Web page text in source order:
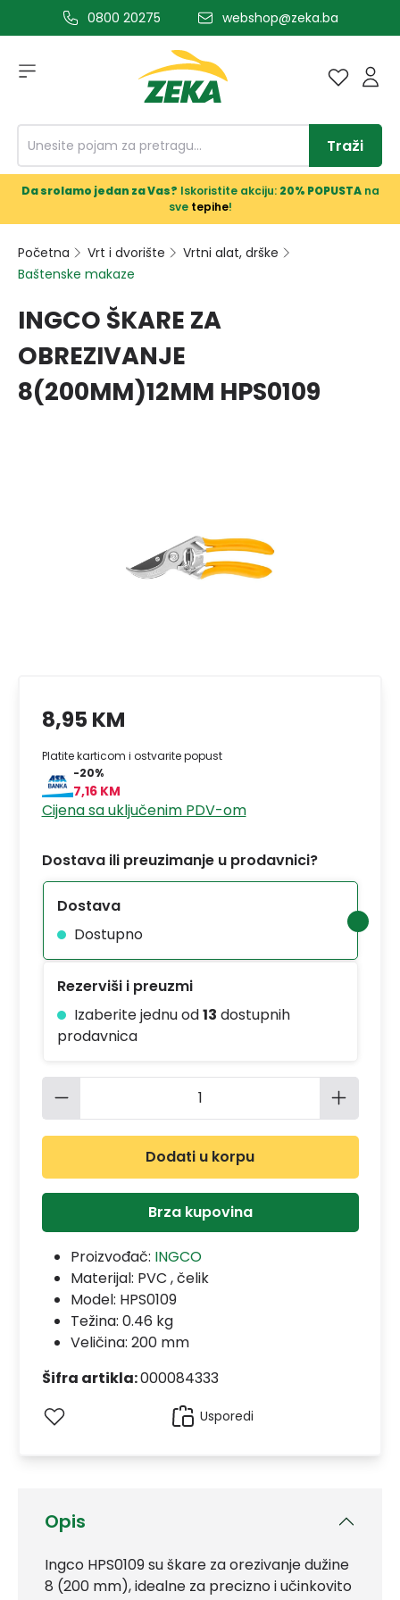
glavni sadržaj0800 20275 webshop@zeka.ba
Traži
Da srolamo jedan za Vas? Iskoristite akciju: 20% POPUSTAna
sve tepihe!
Početna Vrt i dvorište
Vrtni alat, drške
Baštenske makaze
INGCO ŠKARE ZA
OBREZIVANJE
8(200MM)12MM HPS0109
Opis
Ingco HPS0109 su škare za orezivanje dužine
8 (200 mm), idealne za precizno i učinkovito
8,95 KM
Platite karticom i ostvarite popust
-20%
7,16 KM
Cijena sa uključenim PDV-om
Dostava ili preuzimanje u prodavnici?
Dostava
Dostupno
Rezerviši i preuzmi
Izaberite jednu od13 dostupnih
prodavnica
Količina proizvoda: Unesite
Dodati u korpu
Brza kupovina
Proizvođač: INGCO
Materijal: PVC , čelik
Model: HPS0109
Težina: 0.46 kg
Veličina: 200 mm
Šifra artikla:000084333
Usporedi